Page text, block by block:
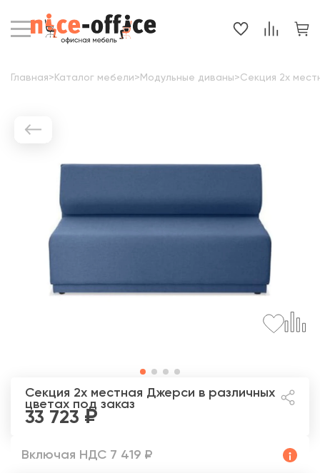
Главная> Каталог мебели> Модульные диваны>Секция 2х
Секция 2х местная Джерси в различных
цветах под заказ
33 723
Включая НДС 7 419 ₽